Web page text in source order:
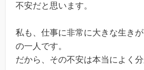
不安だと思います。
私も、仕事に非常に大きな生き
の一人です。
だから、その不安は本当によく分